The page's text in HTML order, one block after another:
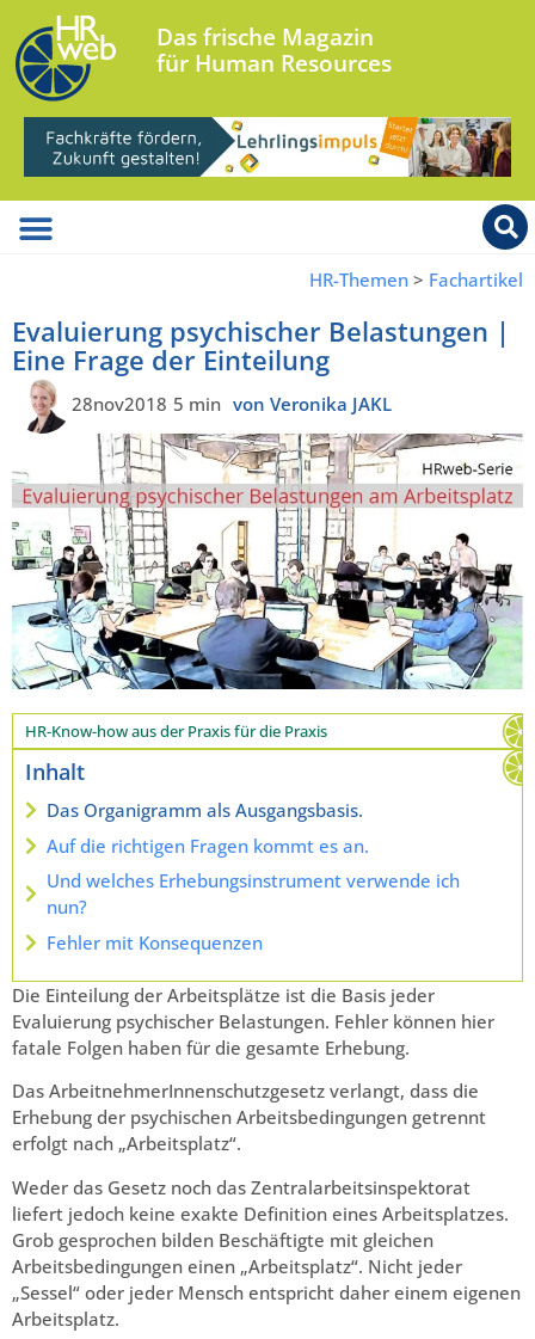
Das frische Magazin
für Human Resources
HR-Themen > Fachartikel
Evaluierung psychischer Belastungen |
Eine Frage der Einteilung
28nov2018 5 min von Veronika JAKL
HR-Know-how aus der Praxis für die Praxis
Inhalt
Das Organigramm als Ausgangsbasis.
Auf die richtigen Fragen kommt es an.
Und welches Erhebungsinstrument verwende ich
nun?
Fehler mit Konsequenzen
Die Einteilung der Arbeitsplätze ist die Basis jeder
Evaluierung psychischer Belastungen. Fehler können hier
fatale Folgen haben für die gesamte Erhebung.
Das ArbeitnehmerInnenschutzgesetz verlangt, dass die
Erhebung der psychischen Arbeitsbedingungen getrennt
erfolgt nach „Arbeitsplatz“.
Weder das Gesetz noch das Zentralarbeitsinspektorat
liefert jedoch keine exakte Definition eines Arbeitsplatzes.
Grob gesprochen bilden Beschäftigte mit gleichen
Arbeitsbedingungen einen „Arbeitsplatz“. Nicht jeder
„Sessel“ oder jeder Mensch entspricht daher einem eigenen
Arbeitsplatz.